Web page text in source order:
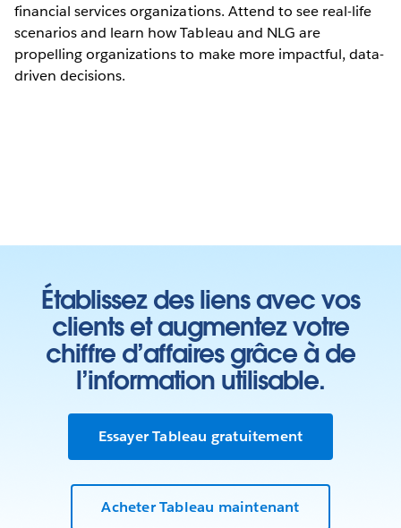
financial services organizations. Attend to see real-life
scenarios and learn how Tableau and NLG are
propelling organizations to make more impactful, data-
driven decisions.
Établissez des liens avec vos
clients et augmentez votre
chiffre d’affaires grâce à de
l’information utilisable.
Essayer Tableau gratuitement
Acheter Tableau maintenant